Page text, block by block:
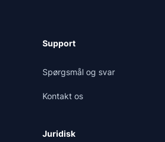
Support
Spørgsmål og svar
Kontakt os
Juridisk